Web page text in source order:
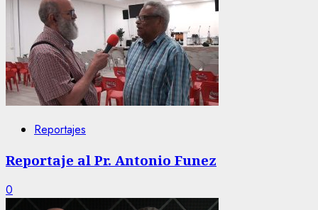
Reportajes
Reportaje al Pr. Antonio Funez
0